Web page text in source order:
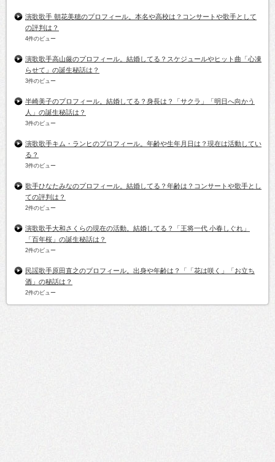
演歌歌手 朝花美穂のプロフィール。本名や高校は？コンサートや歌手として
の評判は？
4件のビュー
演歌歌手高山厳のプロフィール。結婚してる？スケジュールやヒット曲「心凍
らせて」の誕生秘話は？
3件のビュー
半崎美子のプロフィール。結婚してる？身長は？「サクラ」「明日へ向かう
人」の誕生秘話は？
3件のビュー
演歌歌手キム・ランヒのプロフィール。年齢や生年月日は？現在は活動してい
る？
3件のビュー
歌手ひなたみなのプロフィール。結婚してる？年齢は？コンサートや歌手とし
ての評判は？
2件のビュー
演歌歌手大和さくらの現在の活動。結婚してる？「王将一代 小春しぐれ」
「百年桜」の誕生秘話は？
2件のビュー
民謡歌手原田直之のプロフィール。出身や年齢は？「「花は咲く」「お立ち
酒」の秘話は？
2件のビュー